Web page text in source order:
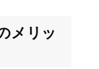
メリッ